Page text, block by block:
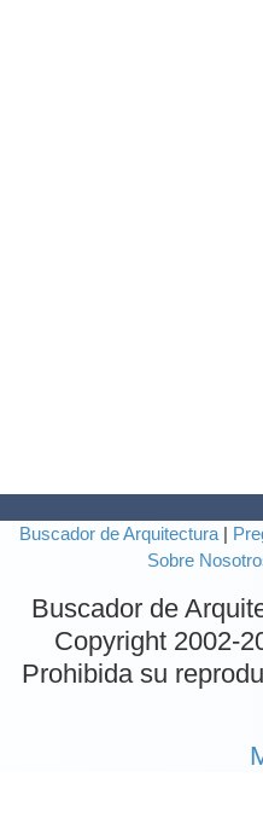
Buscador de Arquitectura
Sobre
Buscador de
Copyright 2002-
Prohibida su